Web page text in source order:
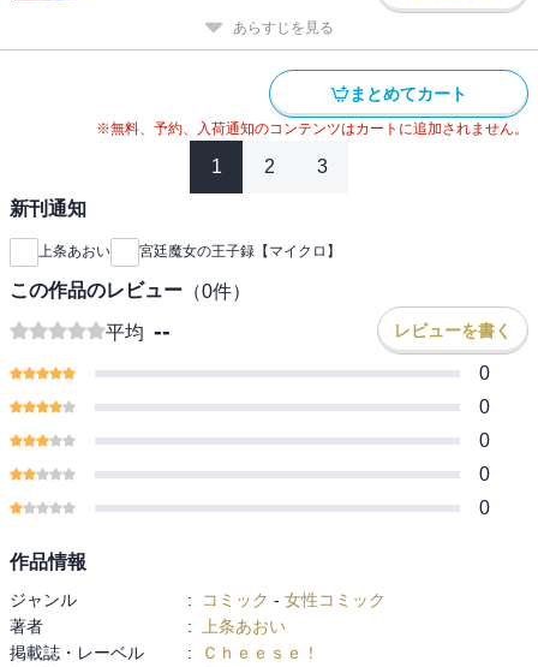
あらすじを見る
まとめてカート
※無料、予約、入荷通知のコンテンツはカートに追加されません。
1 2 3
新刊通知
上条あおい 宮廷魔女の王子録【マイクロ】
この作品のレビュー （0件）
平均 -- レビューを書く
0
0
0
0
0
作品情報
ジャンル : コミック - 女性コミック
著者
:
上条あおい
掲載誌・レーベル
:
Ｃｈｅｅｓｅ！